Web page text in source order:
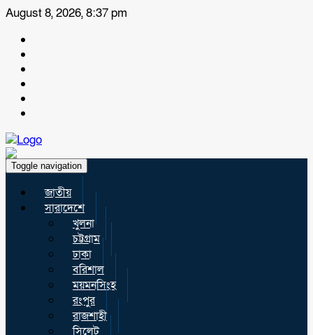
August 8, 2026, 8:37 pm
Toggle navigation
জাতীয়
সারাদেশে
খুলনা
চট্টগ্রাম
ঢাকা
বরিশাল
ময়মনসিংহ
রংপুর
রাজশাহী
সিলেট